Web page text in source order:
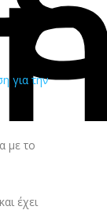
για την
με το
έχει